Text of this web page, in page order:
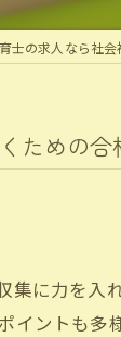
士の求人なら社
ための合
に力を
ントも